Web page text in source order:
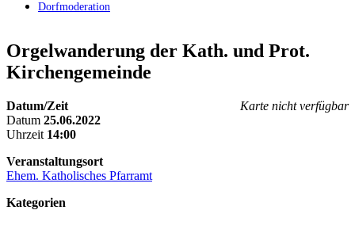
Dorfmoderation
Orgelwanderung der Kath. und Prot.
Kirchengemeinde
Karte nicht verfügbar
Datum/Zeit
Datum 25.06.2022
Uhrzeit 14:00
Veranstaltungsort
Ehem. Katholisches Pfarramt
Kategorien